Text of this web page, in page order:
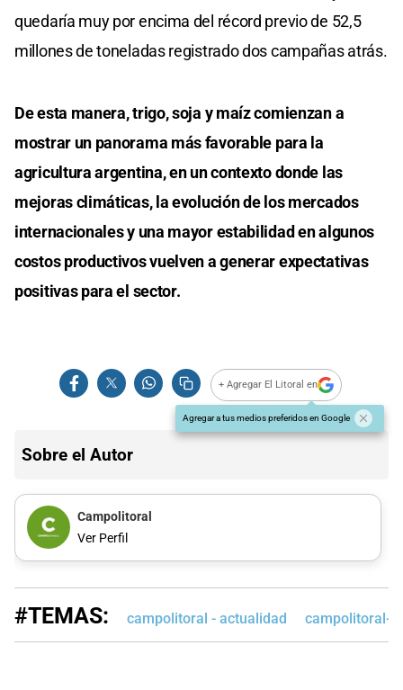
quedaría muy por encima del récord previo de 52,5
millones de toneladas registrado dos campañas atrás.
De esta manera, trigo, soja y maíz comienzan a
mostrar un panorama más favorable para la
agricultura argentina, en un contexto donde las
mejoras climáticas, la evolución de los mercados
internacionales y una mayor estabilidad en algunos
costos productivos vuelven a generar expectativas
positivas para el sector.
+ Agregar El Litoral en
Agregar a tus medios preferidos en Google
Sobre el Autor
Campolitoral
Ver Perfil
#TEMAS: campolitoral - actualidad campolitoral-